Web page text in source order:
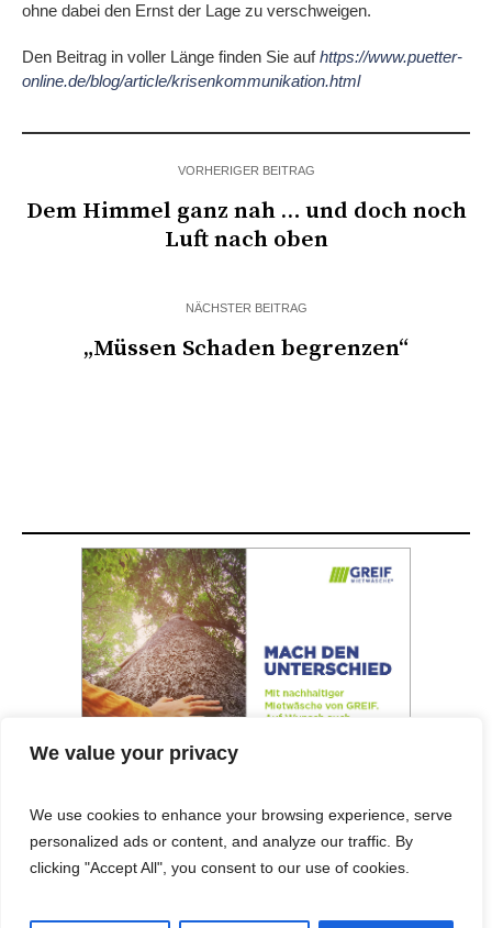
We value your privacy
We use cookies to enhance your browsing experience, serve
personalized ads or content, and analyze our traffic. By
clicking "Accept All", you consent to our use of cookies.
ohne dabei den Ernst der Lage zu verschweigen.
Den Beitrag in voller Länge finden Sie aufhttps://www.puetter-
online.de/blog/article/krisenkommunikation.html
VORHERIGER BEITRAG
Dem Himmel ganz nah … und doch noch
Luft nach oben
NÄCHSTER BEITRAG
„Müssen Schaden begrenzen“